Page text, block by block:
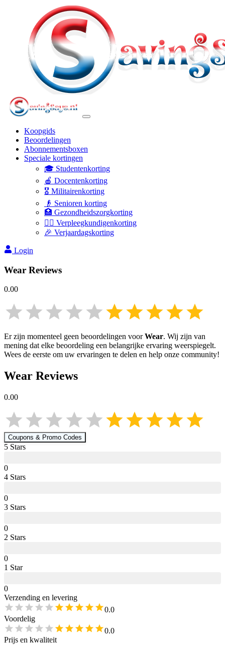
Koopgids
Beoordelingen
Abonnementsboxen
Speciale kortingen
🎓 Studentenkorting
🍎 Docentenkorting
🎖️ Militairenkorting
👴 Senioren korting
🏥 Gezondheidszorgkorting
👩‍⚕️ Verpleegkundigenkorting
🎉 Verjaardagskorting
Login
Wear Reviews
0.00
Er zijn momenteel geen beoordelingen voorWear. Wij zijn van
mening dat elke beoordeling een belangrijke ervaring weerspiegelt.
Wees de eerste om uw ervaringen te delen en help onze community!
Wear Reviews
0.00
Coupons & Promo Codes
5 Stars
0
4 Stars
0
3 Stars
0
2 Stars
0
1 Star
0
Verzending en levering
0.0
Voordelig
0.0
Prijs en kwaliteit